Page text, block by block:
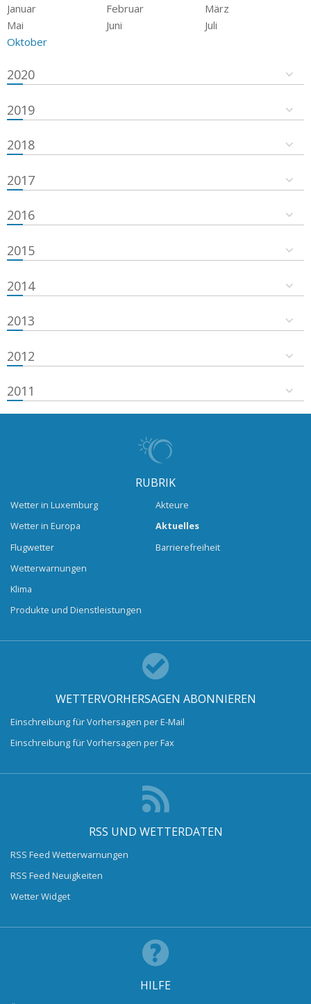
Januar Februar
März
Mai
Juni
Juli
Oktober
2020
2019
2018
2017
2016
2015
2014
2013
2012
2011
RUBRIK
Wetter in Luxemburg
Wetter in Europa
Flugwetter
Wetterwarnungen
Klima
Produkte und Dienstleistungen
Akteure
Aktuelles
Barrierefreiheit
WETTERVORHERSAGEN ABONNIEREN
Einschreibung für Vorhersagen per E-Mail
Einschreibung für Vorhersagen per Fax
RSS UND WETTERDATEN
RSS Feed Wetterwarnungen
RSS Feed Neuigkeiten
Wetter Widget
HILFE